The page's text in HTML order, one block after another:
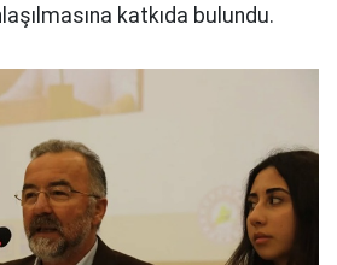
katkıda bulundu.